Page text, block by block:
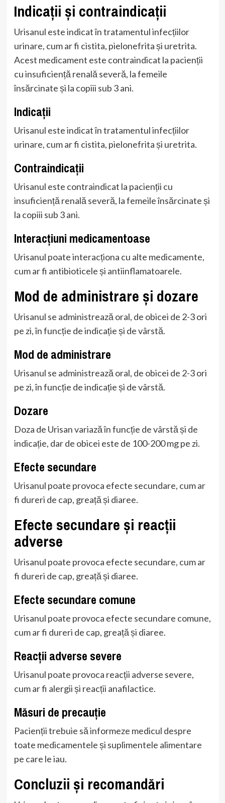
Indicații și contraindicații
Urisanul este indicat în tratamentul infecțiilor
urinare, cum ar fi cistita, pielonefrita și uretrita.
Acest medicament este contraindicat la pacienții
cu insuficiență renală severă, la femeile
însărcinate și la copiii sub 3 ani.
Indicații
Urisanul este indicat în tratamentul infecțiilor
urinare, cum ar fi cistita, pielonefrita și uretrita.
Contraindicații
Urisanul este contraindicat la pacienții cu
insuficiență renală severă, la femeile însărcinate și
la copiii sub 3 ani.
Interacțiuni medicamentoase
Urisanul poate interacționa cu alte medicamente,
cum ar fi antibioticele și antiinflamatoarele.
Mod de administrare și dozare
Urisanul se administrează oral, de obicei de 2-3 ori
pe zi, în funcție de indicație și de vârstă.
Mod de administrare
Urisanul se administrează oral, de obicei de 2-3 ori
pe zi, în funcție de indicație și de vârstă.
Dozare
Doza de Urisan variază în funcție de vârstă și de
indicație, dar de obicei este de 100-200 mg pe zi.
Efecte secundare
Urisanul poate provoca efecte secundare, cum ar
fi dureri de cap, greață și diaree.
Efecte secundare și reacții
adverse
Urisanul poate provoca efecte secundare, cum ar
fi dureri de cap, greață și diaree.
Efecte secundare comune
Urisanul poate provoca efecte secundare comune,
cum ar fi dureri de cap, greață și diaree.
Reacții adverse severe
Urisanul poate provoca reacții adverse severe,
cum ar fi alergii și reacții anafilactice.
Măsuri de precauție
Pacienții trebuie să informeze medicul despre
toate medicamentele și suplimentele alimentare
pe care le iau.
Concluzii și recomandări